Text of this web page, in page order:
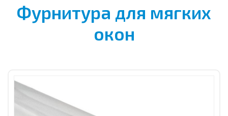
Фурнитура для мягких
окон